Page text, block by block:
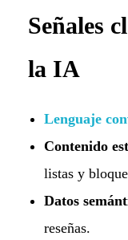
Señales
la IA
Lenguaje
Contenido
listas y
Datos
reseñas.